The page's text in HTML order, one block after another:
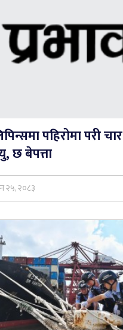
पहिरोमा परी चार
छ बेपत्ता
२५, २०८३